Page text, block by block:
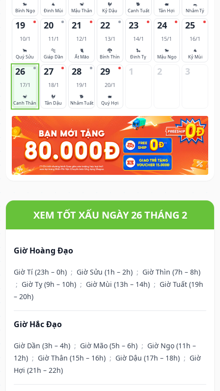
🐎
Bính Ngọ
🐐
Đinh Mùi
🐒
Mậu Thân
🐓
Kỷ Dậu
🐕
Canh Tuất
🐖
Tân Hợi
🐀
Nhâm Tý
19
10/1
🐂
Quý Sửu
20
11/1
🐅
Giáp Dần
21
12/1
🐈
Ất Mão
22
13/1
🐉
Bính Thìn
23
14/1
🐍
Đinh Tỵ
24
15/1
🐎
Mậu Ngọ
25
16/1
🐐
Kỷ Mùi
26
17/1
🐒
Canh Thân
27
18/1
🐓
Tân Dậu
28
19/1
🐕
Nhâm Tuất
29
20/1
🐖
Quý Hợi
1 2 3
XEM TỐT XẤU NGÀY 26 THÁNG 2
Giờ Hoàng Đạo
Giờ Tí (23h – 0h) ; Giờ Sửu (1h – 2h) ; Giờ Thìn (7h – 8h)
; Giờ Tỵ (9h – 10h) ; Giờ Mùi (13h – 14h) ; Giờ Tuất (19h
– 20h)
Giờ Hắc Đạo
Giờ Dần (3h – 4h) ; Giờ Mão (5h – 6h) ; Giờ Ngọ (11h –
12h) ; Giờ Thân (15h – 16h) ; Giờ Dậu (17h – 18h) ; Giờ
Hợi (21h – 22h)